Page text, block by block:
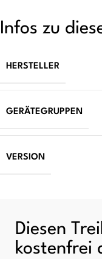
Infos zu
HERSTELLER
GERÄTEGRUPPEN
VERSION
Diesen
kostenfrei